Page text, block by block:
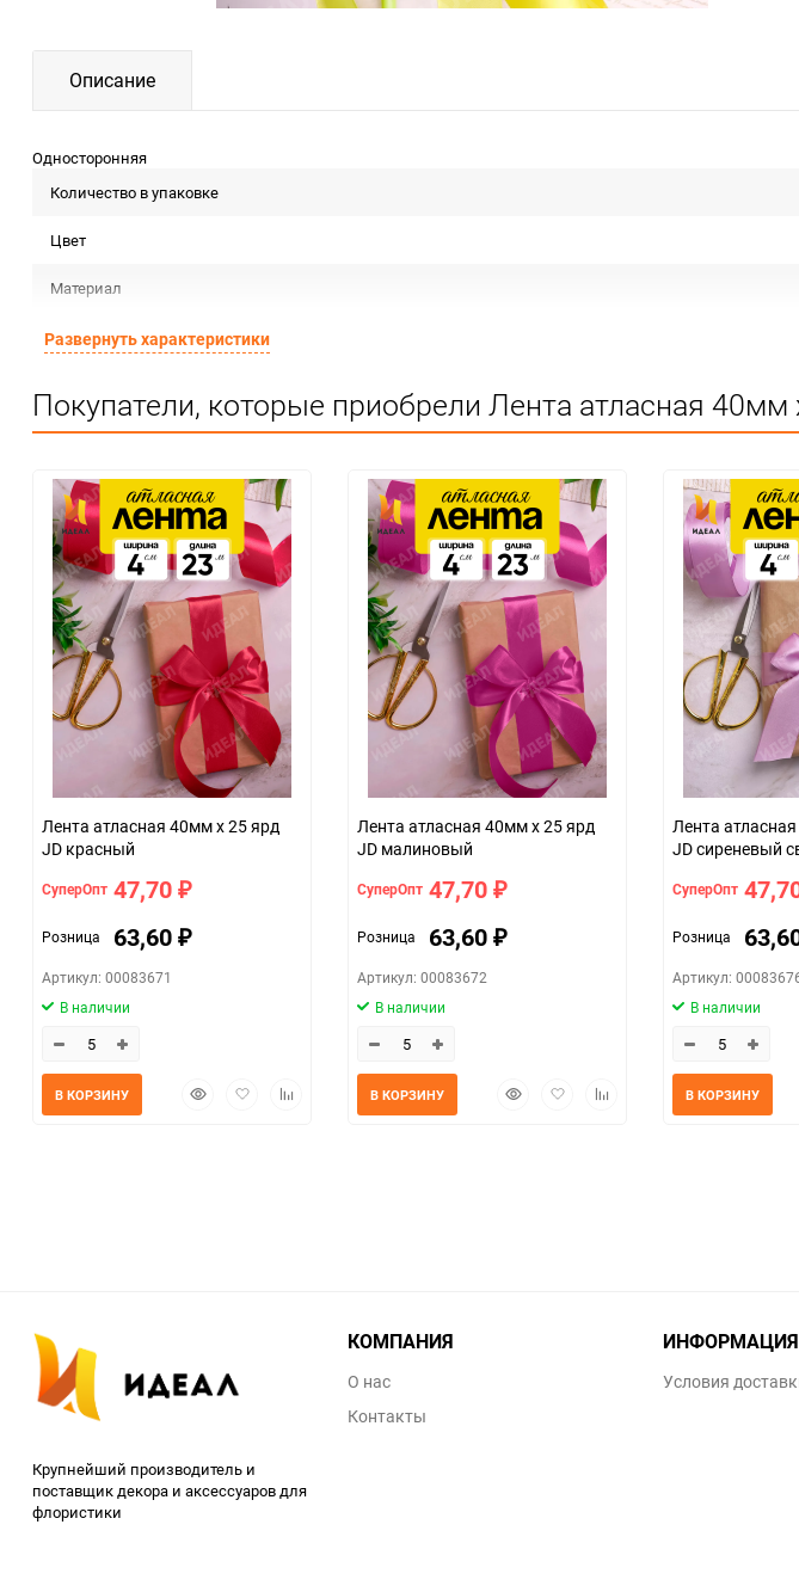
Описание
Односторонняя
Количество в упаковке
Цвет
Материал
Срок годности
Предназначение товара
Сертификация
Особые условия
Минимальное количество
Количество в коробке
Единица измерения
Размер
07c4e68a_b330_11f0_8cc3_b03af2b6059f
Развернуть характеристики
Покупатели, которые приобрели Лента атласная
Лента атласная 40мм х 25 ярд
JD красный
СуперОпт 47,70 ₽
Розница 63,60 ₽
Артикул: 00083671
В наличии
БыстрыйДобавитьДобавить
В КОРЗИНУ
Лента атласная 40мм х 25 ярд
JD малиновый
СуперОпт 47,70 ₽
Розница 63,60 ₽
Артикул: 00083672
В наличии
БыстрыйДобавитьДобавить
В КОРЗИНУ
Лента
JD сиреневый
СуперОпт
Розница
Артикул:
В наличии
В КОРЗИНУ
Крупнейший производитель и
поставщик декора и аксессуаров для
флористики
КОМПАНИЯ
О нас
Контакты
ИНФОРМАЦИЯ
Условия